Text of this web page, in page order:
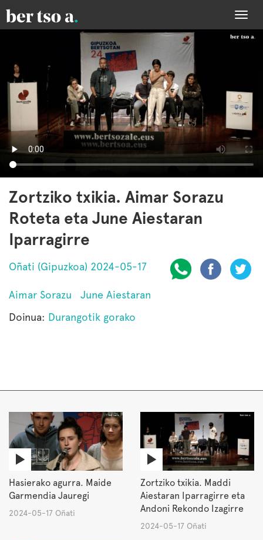
Zortziko txikia. Aimar Sorazu
Roteta eta June Aiestaran
Iparragirre
Oñati (Gipuzkoa) 2024-05-17
Aimar Sorazu
June Aiestaran
Doinua: Durangotik gorako
Hasierako agurra. Maide
Garmendia Jauregi
2024-05-17 Oñati
Zortziko txikia. Maddi
Aiestaran Iparragirre eta
Andoni Rekondo Izagirre
2024-05-17 Oñati